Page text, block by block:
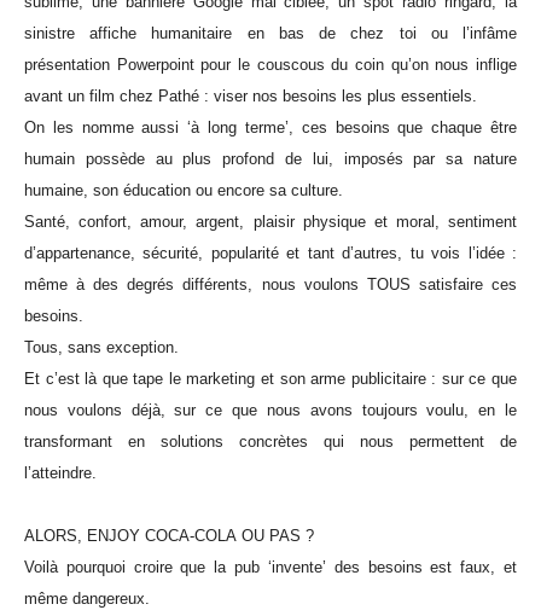
sinistre affiche humanitaire en bas de chez toi ou l’infâme
présentation Powerpoint pour le couscous du coin qu’on nous inflige
avant un film chez Pathé : viser nos besoins les plus essentiels.
On les nomme aussi ‘à long terme’, ces besoins que chaque être
humain possède au plus profond de lui, imposés par sa nature
humaine, son éducation ou encore sa culture.
Santé, confort, amour, argent, plaisir physique et moral, sentiment
d’appartenance, sécurité, popularité et tant d’autres, tu vois l’idée :
même à des degrés différents, nous voulons TOUS satisfaire ces
besoins.
Tous, sans exception.
Et c’est là que tape le marketing et son arme publicitaire : sur ce que
nous voulons déjà, sur ce que nous avons toujours voulu, en le
transformant en solutions concrètes qui nous permettent de
l’atteindre.
ALORS, ENJOY COCA-COLA OU PAS ?
Voilà pourquoi croire que la pub ‘invente’ des besoins est faux, et
même dangereux.